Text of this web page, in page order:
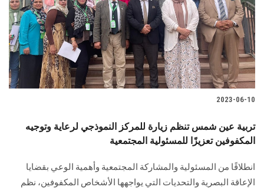
الطلاب
هيئة التدريس
الدراسات العليا
الزائـرون
2023-06-10
تربية عين شمس تنظم زيارة للمركز النموذجي لرعاية وتوجيه
المكفوفين تعزيزًا للمسئولية المجتمعية
انطلاقًا من المسئولية والمشاركة المجتمعية وأهمية الوعي بقضايا
الإعاقة البصرية والتحديات التي يواجهها الأشخاص المكفوفين، نظم